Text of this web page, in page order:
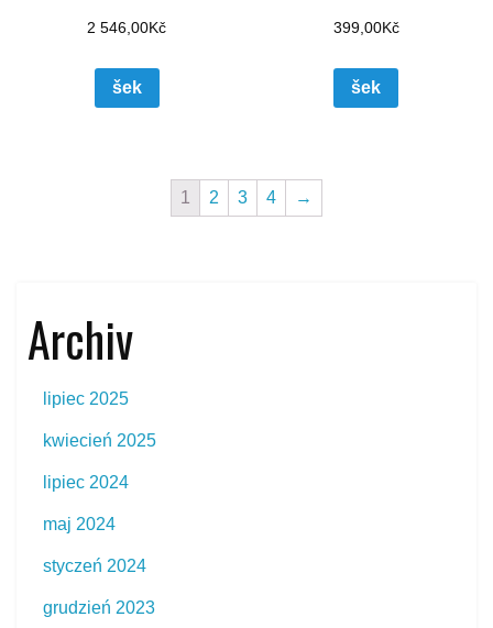
2 546,00Kč
šek
399,00Kč
šek
1 2 3 4 →
Archiv
lipiec 2025
kwiecień 2025
lipiec 2024
maj 2024
styczeń 2024
grudzień 2023